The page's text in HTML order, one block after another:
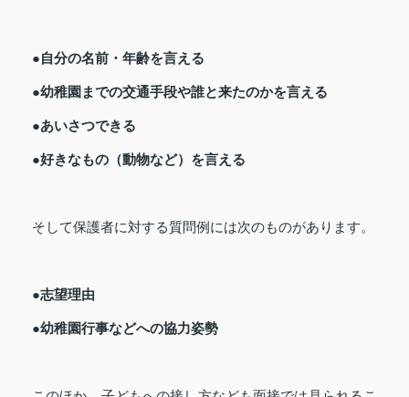
●自分の名前・年齢を言える
●幼稚園までの交通手段や誰と来たのかを言える
●あいさつできる
●好きなもの（動物など）を言える
そして保護者に対する質問例には次のものがあります。
●志望理由
●幼稚園行事などへの協力姿勢